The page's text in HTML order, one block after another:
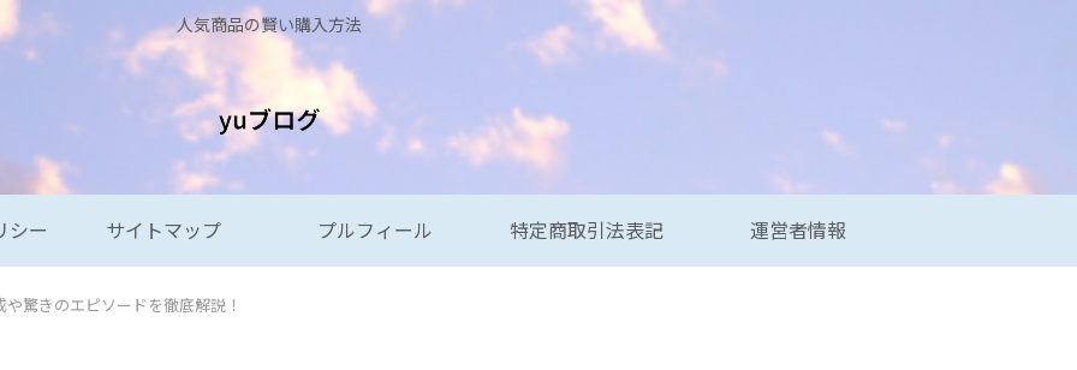
人気商品の賢い購入方法
シー サイトマップ プルフィール 特定商取引法表記 運営者情報
驚きのエピソードを徹底解説！